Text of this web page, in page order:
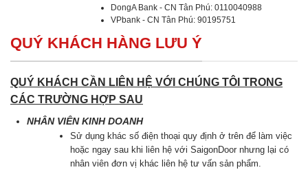
DongA Bank - CN Tân Phú: 0110040988
VPbank - CN Tân Phú: 90195751
QUÝ KHÁCH HÀNG LƯU Ý
QUÝ KHÁCH CẦN LIÊN HỆ VỚI CHÚNG TÔI TRONG
CÁC TRƯỜNG HỢP SAU
NHÂN VIÊN KINH DOANH
Sử dụng khác số điện thoại quy định ở trên để làm việc
hoặc ngay sau khi liên hệ với SaigonDoor nhưng lại có
nhân viên đơn vị khác liên hệ tư vấn sản phẩm.